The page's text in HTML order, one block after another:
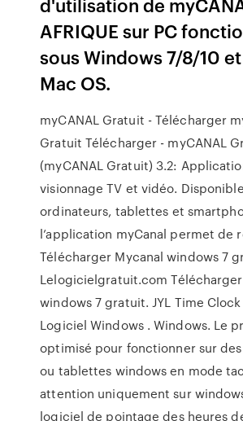
AFRIQUE sur PC
sous Windows 7/8/10
Mac OS.
myCANAL Gratuit - Télécharger
Gratuit Télécharger - myCANAL
(myCANAL Gratuit) 3.2:
visionnage TV et vidéo.
ordinateurs, tablettes et
l’application myCanal permet de
Télécharger Mycanal windows 7
Lelogicielgratuit.com
windows 7 gratuit. JYL Time
Logiciel Windows . Windows. Le
optimisé pour fonctionner sur
ou tablettes windows en mode
attention uniquement sur
logiciel de pointage des heures